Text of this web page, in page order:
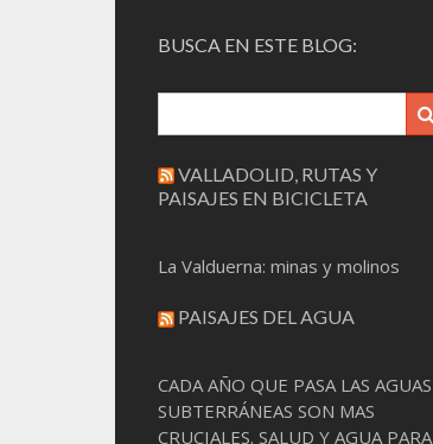
BUSCA EN ESTE BLOG:
VALLADOLID, RUTAS Y
PAISAJES EN BICICLETA
La Valduerna: minas y molinos
PAISAJES DEL AGUA
CADA AÑO QUE PASA LAS AGUAS
SUBTERRÁNEAS SON MAS
CRUCIALES. SALUD Y AGUA PARA